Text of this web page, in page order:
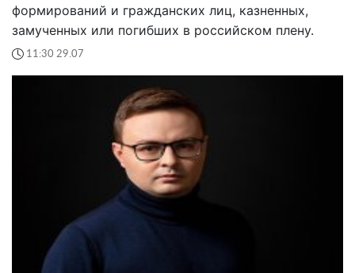
формирований и гражданских лиц, казненных,
замученных или погибших в российском плену.
11:30 29.07